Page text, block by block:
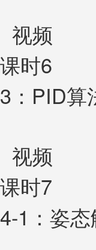
视频
课时6
3：PID算
视频
课时7
4-1：姿